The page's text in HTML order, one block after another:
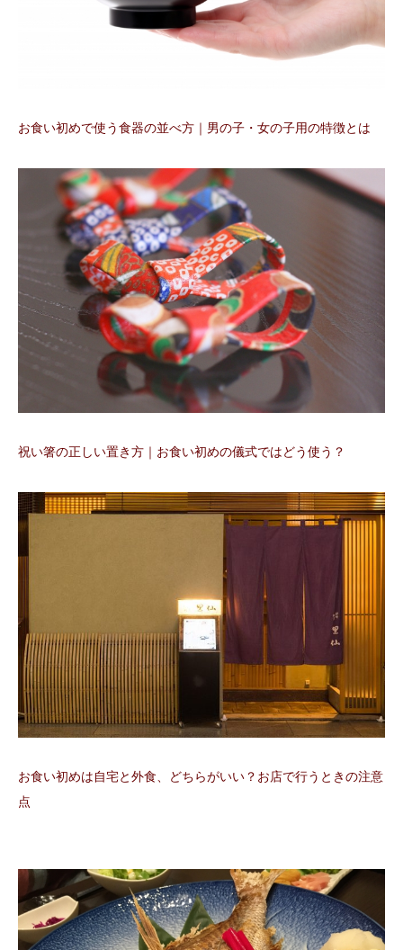
お食い初めで使う食器の並べ方｜男の子・女の子用の特徴とは
祝い箸の正しい置き方｜お食い初めの儀式ではどう使う？
お食い初めは自宅と外食、どちらがいい？お店で行うときの注意
点